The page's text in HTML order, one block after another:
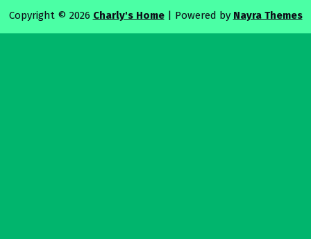
Copyright © 2026 Charly's Home| Powered by Nayra Themes